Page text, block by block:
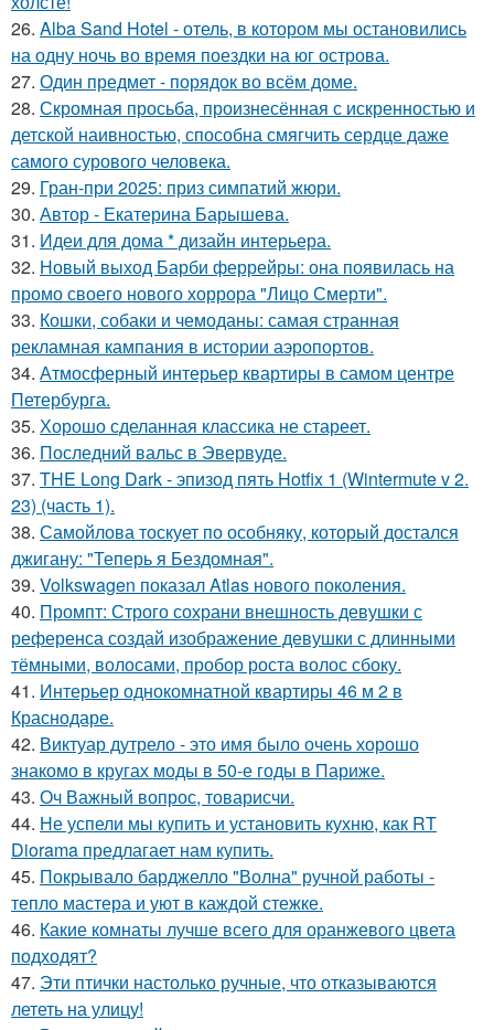
26. Alba Sand Hotel - отель, в котором мы остановились
на одну ночь во время поездки на юг острова.
27. Один предмет - порядок во всём доме.
28. Скромная просьба, произнесённая с искренностью и
детской наивностью, способна смягчить сердце даже
самого сурового человека.
29. Гран-при 2025: приз симпатий жюри.
30. Автор - Екатерина Барышева.
31. Идеи для дома * дизайн интерьера.
32. Новый выход Барби феррейры: она появилась на
промо своего нового хоррора "Лицо Смерти".
33. Кошки, собаки и чемоданы: самая странная
рекламная кампания в истории аэропортов.
34. Атмосферный интерьер квартиры в самом центре
Петербурга.
35. Хорошо сделанная классика не стареет.
36. Последний вальс в Эвервуде.
37. THE Long Dark - эпизод пять Hotfix 1 (Wintermute v 2.
23) (часть 1).
38. Самойлова тоскует по особняку, который достался
джигану: "Теперь я Бездомная".
39. Volkswagen показал Atlas нового поколения.
40. Промпт: Строго сохрани внешность девушки с
референса создай изображение девушки с длинными
тёмными, волосами, пробор роста волос сбоку.
41. Интерьер однокомнатной квартиры 46 м 2 в
Краснодаре.
42. Виктуар дутрело - это имя было очень хорошо
знакомо в кругах моды в 50-е годы в Париже.
43. Оч Важный вопрос, товарисчи.
44. Не успели мы купить и установить кухню, как RT
Diorama предлагает нам купить.
45. Покрывало барджелло "Волна" ручной работы -
тепло мастера и уют в каждой стежке.
46. Какие комнаты лучше всего для оранжевого цвета
подходят?
47. Эти птички настолько ручные, что отказываются
лететь на улицу!